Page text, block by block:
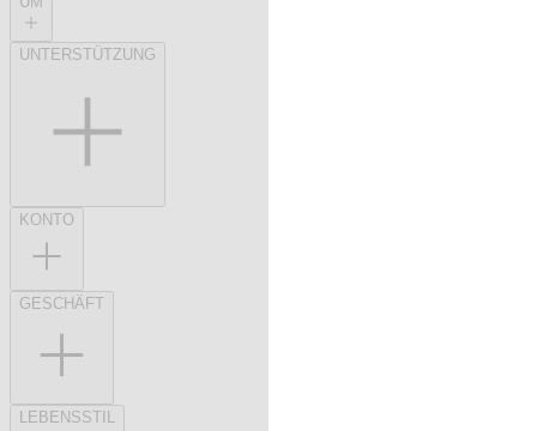
UNTERSTÜTZUNG
KONTO
GESCHÄFT
LEBENSSTIL